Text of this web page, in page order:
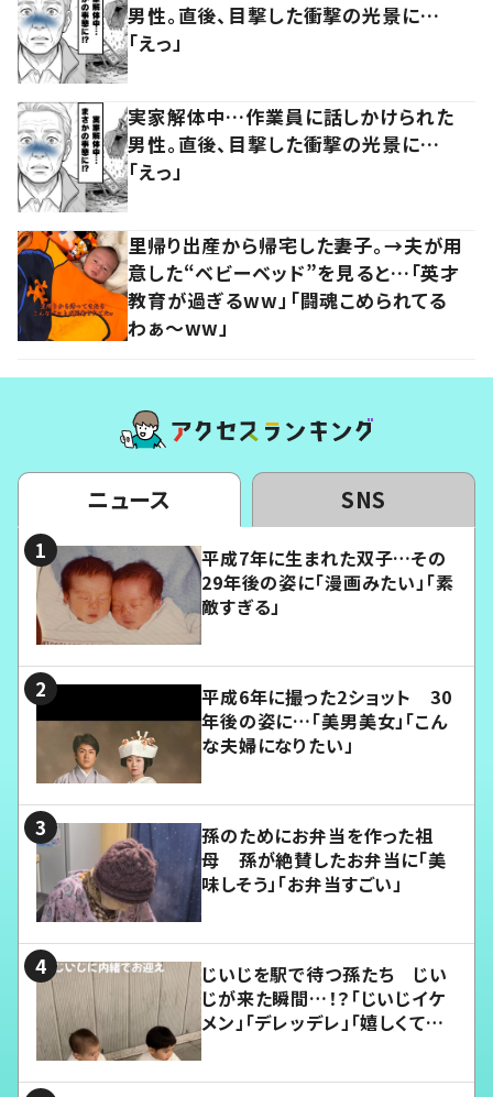
男性。直後、目撃した衝撃の光景に…
「えっ」
実家解体中…作業員に話しかけられた
男性。直後、目撃した衝撃の光景に…
「えっ」
里帰り出産から帰宅した妻子。→夫が用
意した“ベビーベッド”を見ると…「英才
教育が過ぎるww」「闘魂こめられてる
わぁ～ww」
ニュース SNS
平成7年に生まれた双子…その
29年後の姿に「漫画みたい」「素
敵すぎる」
平成6年に撮った2ショット 30
年後の姿に…「美男美女」「こん
な夫婦になりたい」
孫のためにお弁当を作った祖
母 孫が絶賛したお弁当に「美
味しそう」「お弁当すごい」
じいじを駅で待つ孫たち じい
じが来た瞬間…！？「じいじイケ
メン」「デレッデレ」「嬉しくて可